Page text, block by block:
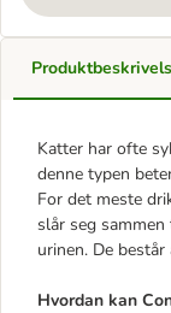
Katter har ofte
denne typen
For det meste
slår seg
urinen. De
Hvordan kan